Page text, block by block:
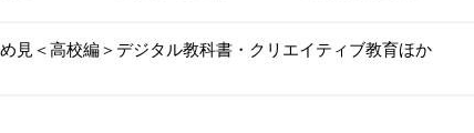
見＜高校編＞デジタル教科書・クリエイティブ教育ほか